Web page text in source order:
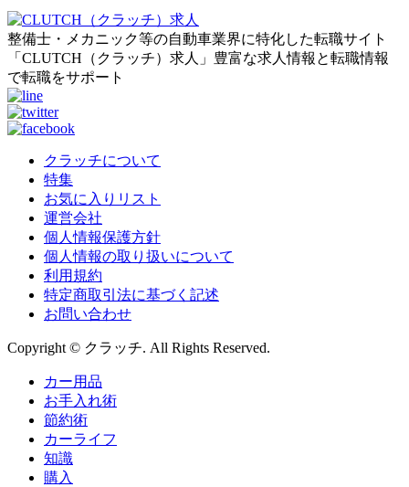
整備士・メカニック等の自動車業界に特化した転職サイト
「CLUTCH（クラッチ）求人」豊富な求人情報と転職情報
で転職をサポート
クラッチについて
特集
お気に入りリスト
運営会社
個人情報保護方針
個人情報の取り扱いについて
利用規約
特定商取引法に基づく記述
お問い合わせ
Copyright © クラッチ. All Rights Reserved.
カー用品
お手入れ術
節約術
カーライフ
知識
購入